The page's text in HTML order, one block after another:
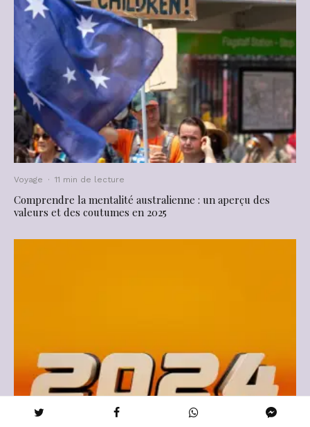
Voyage · 11 min de lecture
Comprendre la mentalité australienne : un aperçu des
valeurs et des coutumes en 2025